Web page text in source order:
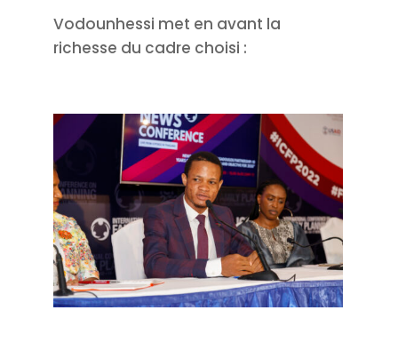
Vodounhessi met en avant la
richesse du cadre choisi :